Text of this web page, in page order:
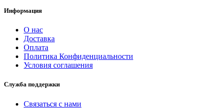
Информация
О нас
Доставка
Оплата
Политика Конфиденциальности
Условия соглашения
Служба поддержки
Связаться с нами